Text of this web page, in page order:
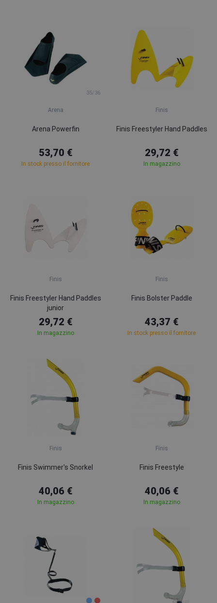
35/36
Arena
Arena Powerfin
53,70 €
In stock presso il fornitore
Finis
Finis Freestyler Hand Paddles
29,72 €
In magazzino
Finis
Finis Freestyler Hand Paddles
junior
29,72 €
In magazzino
Finis
Finis Bolster Paddle
43,37 €
In stock presso il fornitore
Finis
Finis Swimmer's Snorkel
40,06 €
In magazzino
Finis
Finis Freestyle
40,06 €
In magazzino